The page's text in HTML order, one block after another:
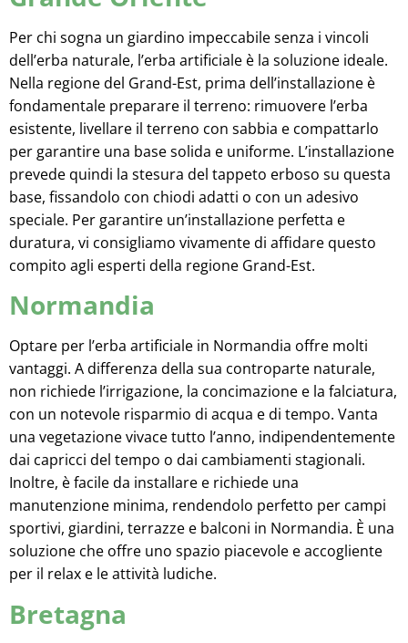
Per chi sogna un giardino impeccabile senza i vincoli
dell’erba naturale, l’erba artificiale è la soluzione ideale.
Nella regione del Grand-Est, prima dell’installazione è
fondamentale preparare il terreno: rimuovere l’erba
esistente, livellare il terreno con sabbia e compattarlo
per garantire una base solida e uniforme. L’installazione
prevede quindi la stesura del tappeto erboso su questa
base, fissandolo con chiodi adatti o con un adesivo
speciale. Per garantire un’installazione perfetta e
duratura, vi consigliamo vivamente di affidare questo
compito agli esperti della regione Grand-Est.
Normandia
Optare per l’erba artificiale in Normandia offre molti
vantaggi. A differenza della sua controparte naturale,
non richiede l’irrigazione, la concimazione e la falciatura,
con un notevole risparmio di acqua e di tempo. Vanta
una vegetazione vivace tutto l’anno, indipendentemente
dai capricci del tempo o dai cambiamenti stagionali.
Inoltre, è facile da installare e richiede una
manutenzione minima, rendendolo perfetto per campi
sportivi, giardini, terrazze e balconi in Normandia. È una
soluzione che offre uno spazio piacevole e accogliente
per il relax e le attività ludiche.
Bretagna